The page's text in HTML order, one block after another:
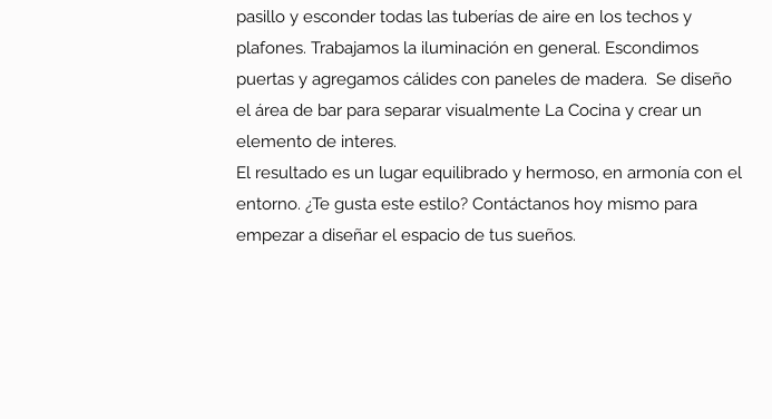
pasillo y esconder todas las tuberías de aire en los techos y
plafones. Trabajamos la iluminación en general. Escondimos
puertas y agregamos cálides con paneles de madera. Se diseño
el área de bar para separar visualmente La Cocina y crear un
elemento de interes.
El resultado es un lugar equilibrado y hermoso, en armonía con el
entorno. ¿Te gusta este estilo? Contáctanos hoy mismo para
empezar a diseñar el espacio de tus sueños.